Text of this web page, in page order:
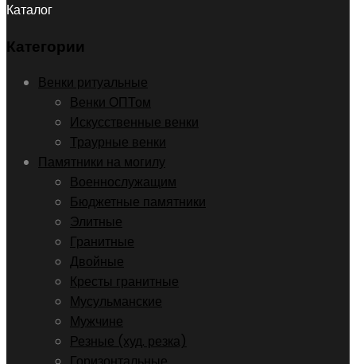
Каталог
Категории
Венки ритуальные
Венки ОПТом
Искусственные венки
Траурные венки
Памятники на могилу
Военнослужащим
Бюджетные памятники
Элитные
Гранитные
Двойные
Кресты гранитные
Мусульманские
Мужчине
Резные (худ. резка)